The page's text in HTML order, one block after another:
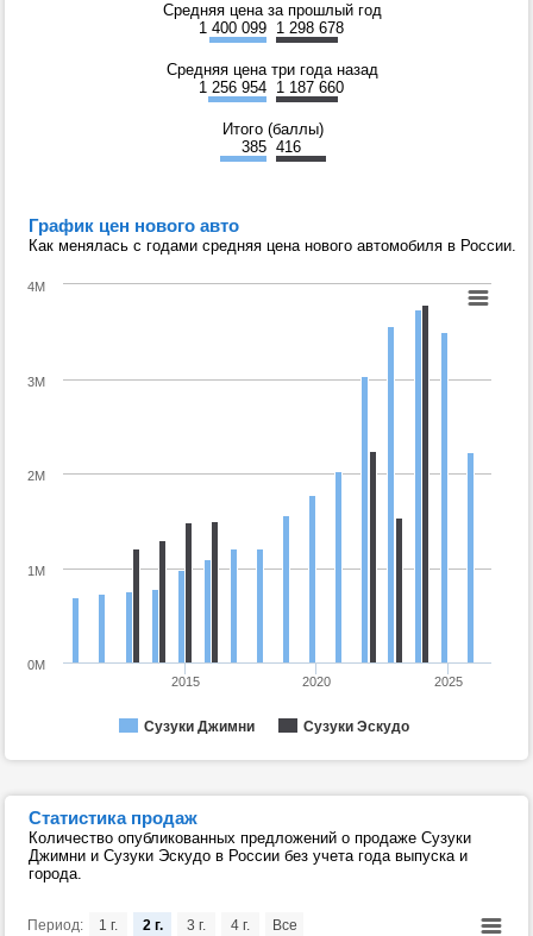
Средняя цена за прошлый год
1 400 099 1 298 678
Средняя цена три года назад
1 256 954 1 187 660
Итого (баллы)
385 416
График цен нового авто
Как менялась с годами средняя цена нового автомобиля в России.
Сузуки Джимни Сузуки Эскудо
2015 2020 2025
0M
1M
2M
3M
4M
Статистика продаж
Количество опубликованных предложений о продаже Сузуки
Джимни и Сузуки Эскудо в России без учета года выпуска и
города.
Период: 1 г. 2 г. 3 г. 4 г. Все